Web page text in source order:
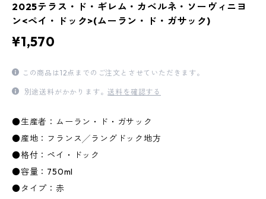
2025テラス・ド・ギレム・カベルネ・ソーヴィニヨ
ン<ペイ・ドック>(ムーラン・ド・ガサック)
¥1,570
この商品は12点までのご注文とさせていただきます。
別途送料がかかります。送料を確認する
●生産者：ムーラン・ド・ガサック
●産地：フランス╱ラングドック地方
●格付：ペイ・ドック
●容量：750ml
●タイプ：赤